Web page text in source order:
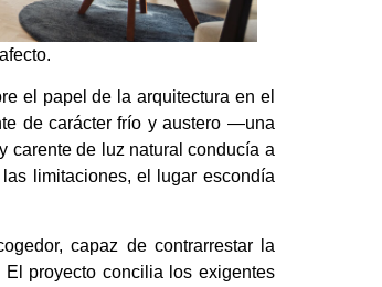
el papel de la arquitectura en el
de carácter frío y austero —una
de luz natural conducía a
limitaciones, el lugar escondía
capaz de contrarrestar la
proyecto concilia los exigentes